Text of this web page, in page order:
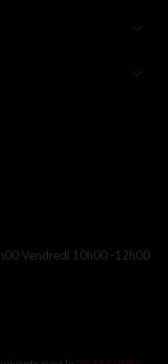
Vendredi 10h00 -12h00